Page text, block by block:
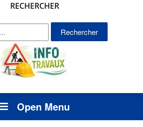
RECHERCHER
Rechercher :
Open Menu